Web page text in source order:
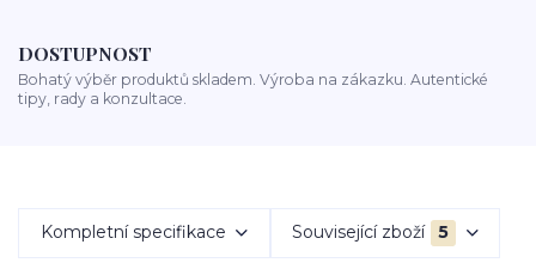
DOSTUPNOST
Bohatý výběr produktů skladem. Výroba na zákazku. Autentické
tipy, rady a konzultace.
Kompletní specifikace Související zboží 5